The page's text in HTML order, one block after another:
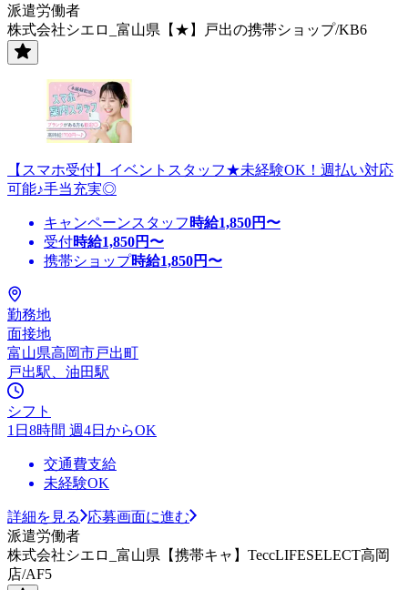
派遣労働者
株式会社シエロ_富山県【★】戸出の携帯ショップ/KB6
【スマホ受付】イベントスタッフ★未経験OK！週払い対応
可能♪手当充実◎
キャンペーンスタッフ 時給1,850円〜
受付時給1,850円〜
携帯ショップ時給1,850円〜
勤務地
面接地
富山県高岡市戸出町
戸出駅、油田駅
シフト
1日8時間 週4日からOK
交通費支給
未経験OK
詳細を見る
応募画面に進む
派遣労働者
株式会社シエロ_富山県【携帯キャ】TeccLIFESELECT高岡
店/AF5